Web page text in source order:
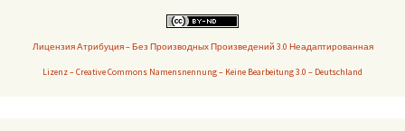
Лицензия Атрибуция – Без Производных Произведений 3.0 Неадаптированная
Lizenz – Creative Commons Namensnennung – Keine Bearbeitung 3.0 – Deutschland